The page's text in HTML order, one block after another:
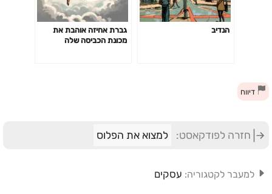
הנדיב
גברת אחיזה אוהבת את
מכונת הכביסה שלה
דיווח
חזרה לפודקאסט: למצוא את הפלוס
למעבר לקטגוריה: עסקים